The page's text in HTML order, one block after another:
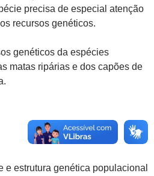
precisa de especial atenção
recursos genéticos.
genéticos da espécies
matas ripárias e dos capões de
e estrutura genética populacional